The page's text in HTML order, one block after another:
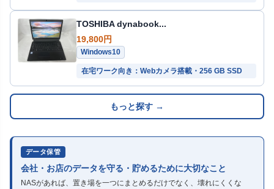
TOSHIBA dynabook...
19,800円
Windows10
在宅ワーク向き：Webカメラ搭載・256 GB SSD
もっと探す →
データ保管
会社・お店のデータを守る・貯めるために大切なこと
NASがあれば、置き場を一つにまとめるだけでなく、壊れにくくな